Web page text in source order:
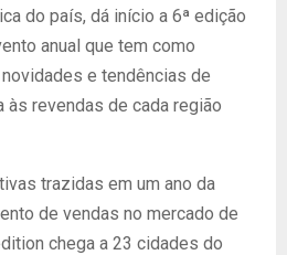
do país, dá início a 6ª edição
anual que tem como
e tendências de
revendas de cada região
trazidas em um ano da
de vendas no mercado de
chega a 23 cidades do